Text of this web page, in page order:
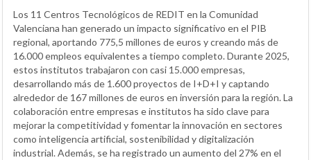
Los 11 Centros Tecnológicos de REDIT en la Comunidad
Valenciana han generado un impacto significativo en el PIB
regional, aportando 775,5 millones de euros y creando más de
16.000 empleos equivalentes a tiempo completo. Durante 2025,
estos institutos trabajaron con casi 15.000 empresas,
desarrollando más de 1.600 proyectos de I+D+I y captando
alrededor de 167 millones de euros en inversión para la región. La
colaboración entre empresas e institutos ha sido clave para
mejorar la competitividad y fomentar la innovación en sectores
como inteligencia artificial, sostenibilidad y digitalización
industrial. Además, se ha registrado un aumento del 27% en el